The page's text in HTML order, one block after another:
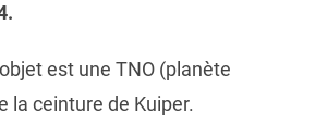
est une TNO (planète
la ceinture de Kuiper.